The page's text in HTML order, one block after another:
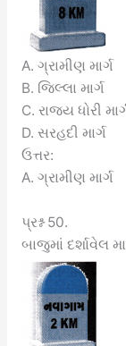
A. ગ્રામીણ માર્ગ
B. જિલ્લા માર્ગ
C. રાજ્ય ધોરી
D. સરહદી માર્ગ
ઉત્તર:
A. ગ્રામીણ માર્ગ
પ્રશ્ન 50.
બાજુમાં દર્શાવેલ